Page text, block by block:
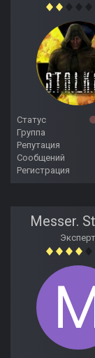
Статус
Группа
Репутация
Сообщений
Регистрация
Messer.
Эксперт